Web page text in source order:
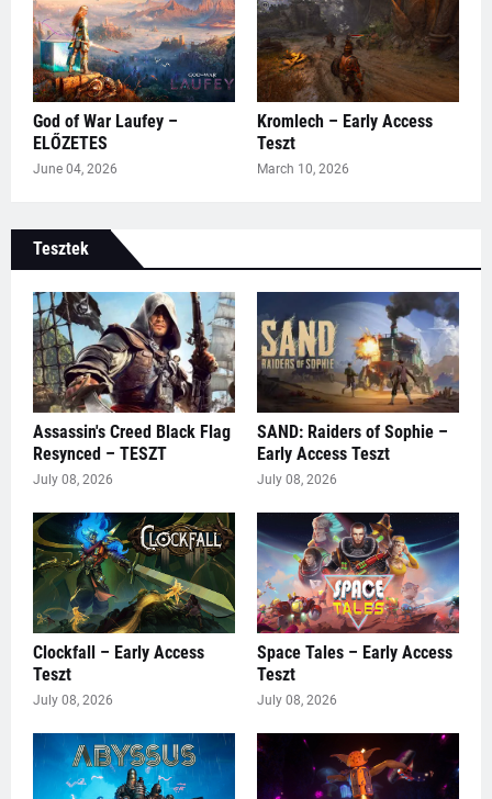
God of War Laufey –
ELŐZETES
June 04, 2026
Kromlech – Early Access
Teszt
March 10, 2026
Tesztek
Assassin's Creed Black Flag
Resynced – TESZT
July 08, 2026
SAND: Raiders of Sophie –
Early Access Teszt
July 08, 2026
Clockfall – Early Access
Teszt
July 08, 2026
Space Tales – Early Access
Teszt
July 08, 2026